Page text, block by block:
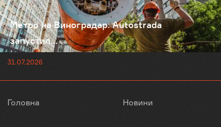
Метро на Виноградар: Autostrada
запустил...
31.07.2026
Головна Новини